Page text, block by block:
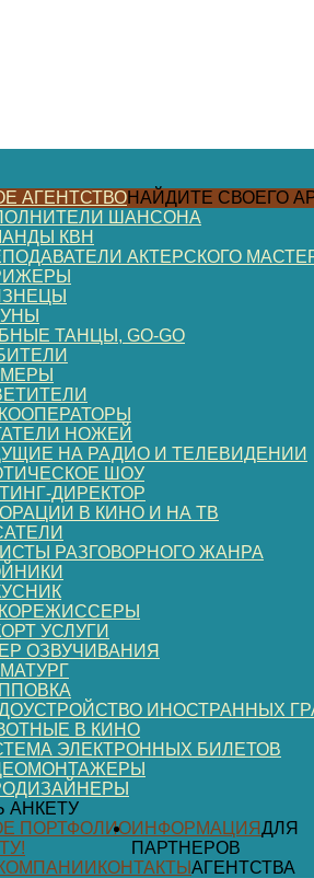
АГЕНТСТВОНАЙДИТЕ СВОЕГО
ШАНСОНА
КВН
АКТЕРСКОГО
ТАНЦЫ, GO-GO
НОЖЕЙ
НА РАДИО И ТЕЛЕВИДЕНИИ
ШОУ
ДИРЕКТОР
В КИНО И НА ТВ
РАЗГОВОРНОГО ЖАНРА
УСЛУГИ
ОЗВУЧИВАНИЯ
ИНОСТРАННЫХ
В КИНО
ЭЛЕКТРОННЫХ БИЛЕТОВ
АНКЕТУ
ПОРТФОЛИОИНФОРМАЦИЯДЛЯ
ПАРТНЕРОВ
КОНТАКТЫ АГЕНТСТВА